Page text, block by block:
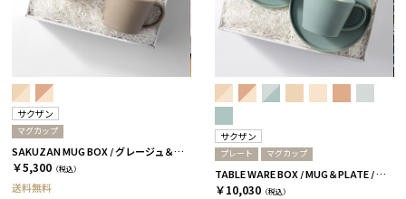
サクザン
マグカップ
SAKUZAN MUG BOX / グレージュ＆コーラルベージュ［サクザン×HYACCA］
￥5,300 （税込）
送料無料
サクザン
プレート マグカップ
TABLE WARE BOX / MUG＆PLATE / アクアブルー［サクザン×HYACCA］
￥10,030 （税込）